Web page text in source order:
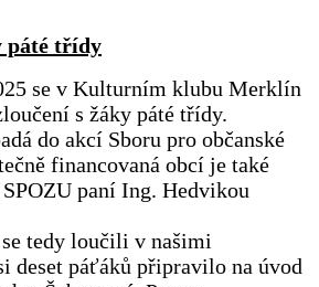
páté třídy
se v Kulturním klubu Merklín
s žáky páté třídy.
do akcí Sboru pro občanské
financovaná obcí je také
paní Ing. Hedvikou
tedy loučili v našimi
deset páťáků připravilo na úvod